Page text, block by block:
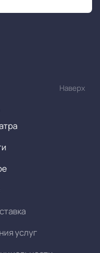
Наверх
услуг